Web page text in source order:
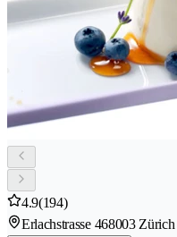
4.9(194)
Erlachstrasse 468003 Zürich